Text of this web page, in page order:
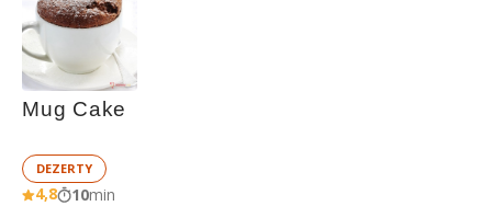
Mug Cake
DEZERTY
4,8 10min